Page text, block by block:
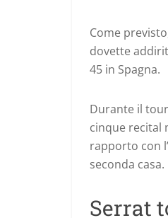
Come
dovette
45 in Spagna.
Durante il
cinque recital
rapporto con
seconda casa.
Serrat